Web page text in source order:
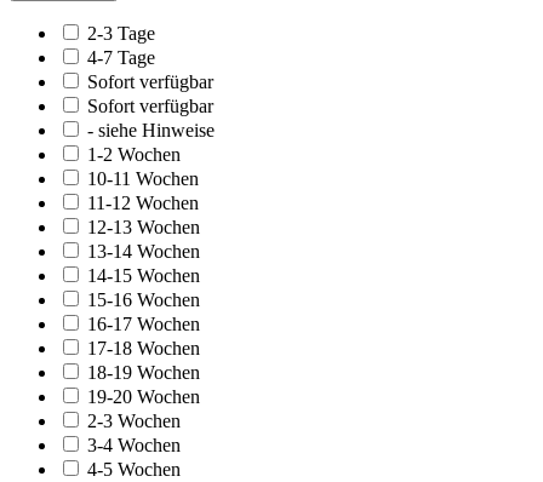
2-3 Tage
4-7 Tage
Sofort verfügbar
Sofort verfügbar
- siehe Hinweise
1-2 Wochen
10-11 Wochen
11-12 Wochen
12-13 Wochen
13-14 Wochen
14-15 Wochen
15-16 Wochen
16-17 Wochen
17-18 Wochen
18-19 Wochen
19-20 Wochen
2-3 Wochen
3-4 Wochen
4-5 Wochen